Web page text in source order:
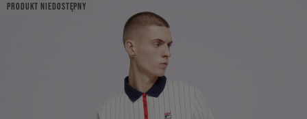
PRODUKT NIEDOSTĘPNY